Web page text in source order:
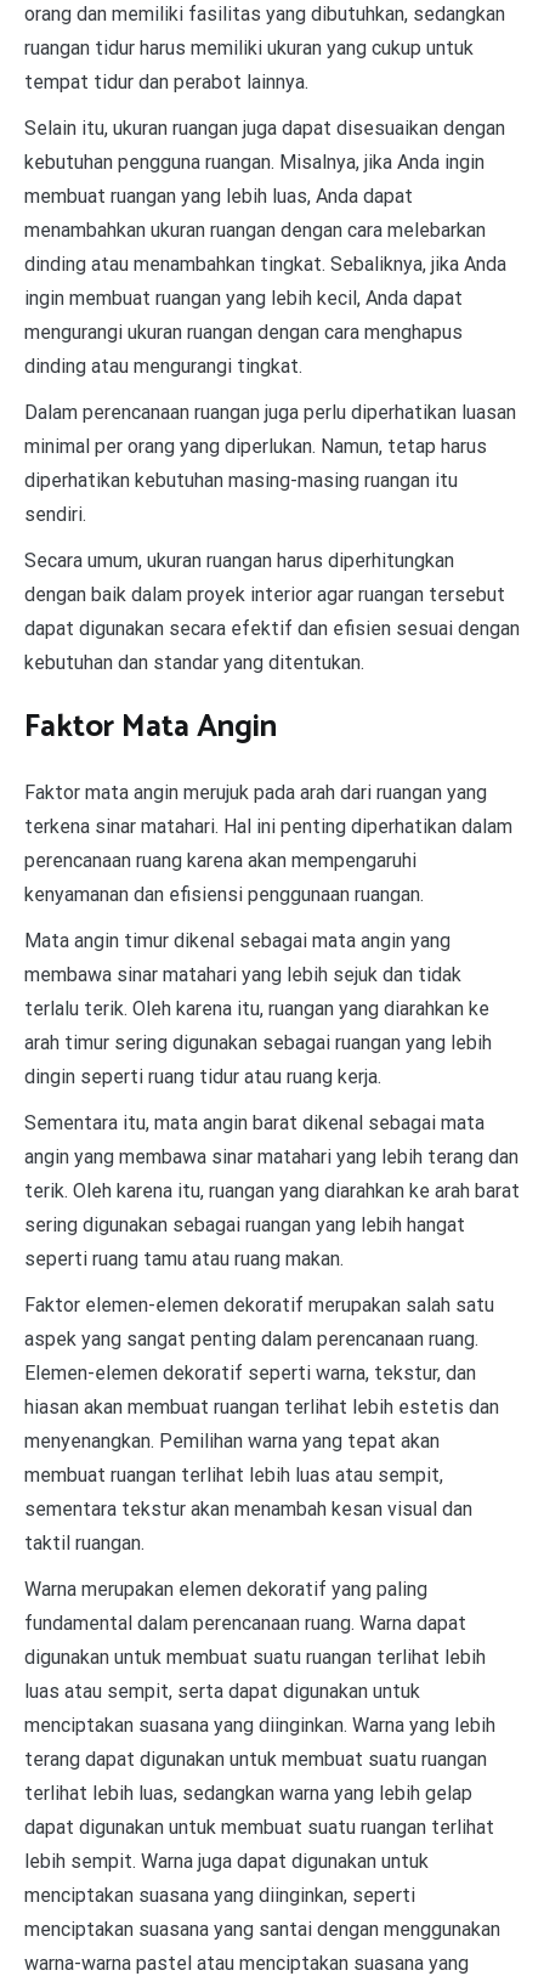
orang dan memiliki fasilitas yang dibutuhkan, sedangkan
ruangan tidur harus memiliki ukuran yang cukup untuk
tempat tidur dan perabot lainnya.
Selain itu, ukuran ruangan juga dapat disesuaikan dengan
kebutuhan pengguna ruangan. Misalnya, jika Anda ingin
membuat ruangan yang lebih luas, Anda dapat
menambahkan ukuran ruangan dengan cara melebarkan
dinding atau menambahkan tingkat. Sebaliknya, jika Anda
ingin membuat ruangan yang lebih kecil, Anda dapat
mengurangi ukuran ruangan dengan cara menghapus
dinding atau mengurangi tingkat.
Dalam perencanaan ruangan juga perlu diperhatikan luasan
minimal per orang yang diperlukan. Namun, tetap harus
diperhatikan kebutuhan masing-masing ruangan itu
sendiri.
Secara umum, ukuran ruangan harus diperhitungkan
dengan baik dalam proyek interior agar ruangan tersebut
dapat digunakan secara efektif dan efisien sesuai dengan
kebutuhan dan standar yang ditentukan.
Faktor Mata Angin
Faktor mata angin merujuk pada arah dari ruangan yang
terkena sinar matahari. Hal ini penting diperhatikan dalam
perencanaan ruang karena akan mempengaruhi
kenyamanan dan efisiensi penggunaan ruangan.
Mata angin timur dikenal sebagai mata angin yang
membawa sinar matahari yang lebih sejuk dan tidak
terlalu terik. Oleh karena itu, ruangan yang diarahkan ke
arah timur sering digunakan sebagai ruangan yang lebih
dingin seperti ruang tidur atau ruang kerja.
Sementara itu, mata angin barat dikenal sebagai mata
angin yang membawa sinar matahari yang lebih terang dan
terik. Oleh karena itu, ruangan yang diarahkan ke arah barat
sering digunakan sebagai ruangan yang lebih hangat
seperti ruang tamu atau ruang makan.
Faktor elemen-elemen dekoratif merupakan salah satu
aspek yang sangat penting dalam perencanaan ruang.
Elemen-elemen dekoratif seperti warna, tekstur, dan
hiasan akan membuat ruangan terlihat lebih estetis dan
menyenangkan. Pemilihan warna yang tepat akan
membuat ruangan terlihat lebih luas atau sempit,
sementara tekstur akan menambah kesan visual dan
taktil ruangan.
Warna merupakan elemen dekoratif yang paling
fundamental dalam perencanaan ruang. Warna dapat
digunakan untuk membuat suatu ruangan terlihat lebih
luas atau sempit, serta dapat digunakan untuk
menciptakan suasana yang diinginkan. Warna yang lebih
terang dapat digunakan untuk membuat suatu ruangan
terlihat lebih luas, sedangkan warna yang lebih gelap
dapat digunakan untuk membuat suatu ruangan terlihat
lebih sempit. Warna juga dapat digunakan untuk
menciptakan suasana yang diinginkan, seperti
menciptakan suasana yang santai dengan menggunakan
warna-warna pastel atau menciptakan suasana yang